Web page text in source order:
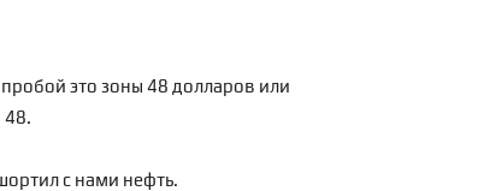
это зоны 48 долларов или
48.
с нами нефть.